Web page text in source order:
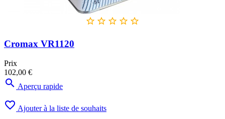
    
Cromax VR1120
Prix
102,00 €
 Aperçu rapide
 Ajouter à la liste de souhaits